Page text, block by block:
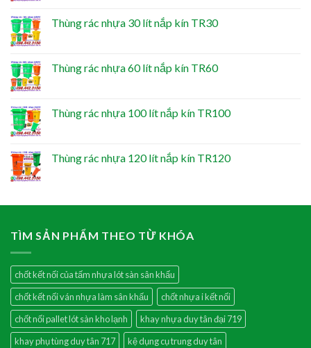
Thùng rác nhựa 30 lít nắp kín TR30
Thùng rác nhựa 60 lít nắp kín TR60
Thùng rác nhựa 100 lít nắp kín TR100
Thùng rác nhựa 120 lít nắp kín TR120
TÌM SẢN PHẨM THEO TỪ KHÓA
chốt kết nối của tấm nhựa lót sàn sân khấu
chốt kết nối ván nhựa làm sân khấu
chốt nhựa i kết nối
chốt nối pallet lót sàn kho lạnh
khay nhựa duy tân đại 719
khay phụ tùng duy tân 717
kệ dụng cụ trung duy tân